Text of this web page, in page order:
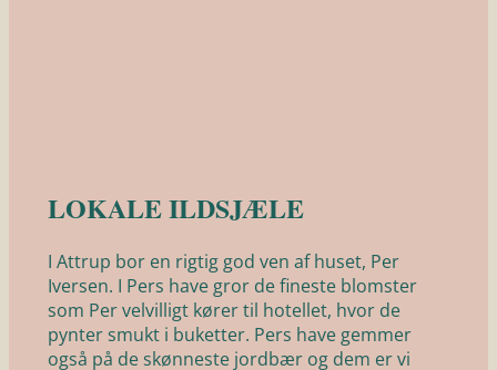
LOKALE ILDSJÆLE
I Attrup bor en rigtig god ven af huset, Per
Iversen. I Pers have gror de fineste blomster
som Per velvilligt kører til hotellet, hvor de
pynter smukt i buketter. Pers have gemmer
også på de skønneste jordbær og dem er vi